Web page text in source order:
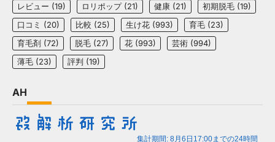
レビュー (19) ロリポップ(21) 健康 (21) 初期脱毛 (19)
口コミ (20) 比較 (25) 生け花 (993) 育毛 (23)
育毛剤 (72) 脱毛 (27) 花 (993) 芸術 (994)
薄毛 (23) 評判 (19)
AH